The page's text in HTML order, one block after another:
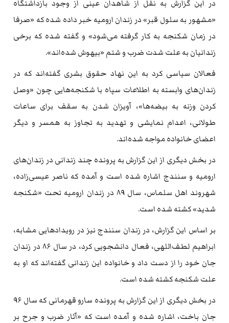
در این گزارش به نقل از شاهدان عینی از وجود بازداشتگاه
«مشهور به سلول قبر» در زندان ارومیه خبر داده شده که «صرفا
در زمان شکنجه به کار گرفته می‌شود» و گفته شده که برخی
زندانیان به علت شدت ضرب و شتم «بیهوش شده‌اند».
فعالان سیاسی کرد به این نهاد حقوق بشری گفته‌اند که در
زندان‌های وابسته به اطلاعات سپاه با شکنجه‌هایی چون «وصل
کردن وزنه به بیضه‌ها»، آویزان شدن به سقف برای ساعات
طولانی، اعدام نمایشی و تهدید به تجاوز به همسر و دیگر
اعضای خانواده مواجه شده‌اند.
در بخش دیگری از این گزارش به پرونده چند زندانی در زندان‌های
ارومیه و سنندج اشاره شده است و آمده که ناصر عیسی‌زاده،
شهروند اهل سلماس، سال ۸۹ در زندان ارومیه تحت «شکنجه
شدید» کشته شده است.
بر اساس این گزارش، در زندان سنندج نیز در رویدادهایی مشابه،
ابراهیم لطف‌اللهی، فعال دانشجویی کرد، در سال ۸۶ در زندان
جان خود را از دست داد و خانواده این زندانی گفته‌اند که او به
علت شکنجه کشته شده است.
در بخش دیگری از این گزارش به پرونده سارو قهرمانی که سال ۹۶
جان باخت، اشاره شده و آمده است که «آثار ضرب و جرح بر